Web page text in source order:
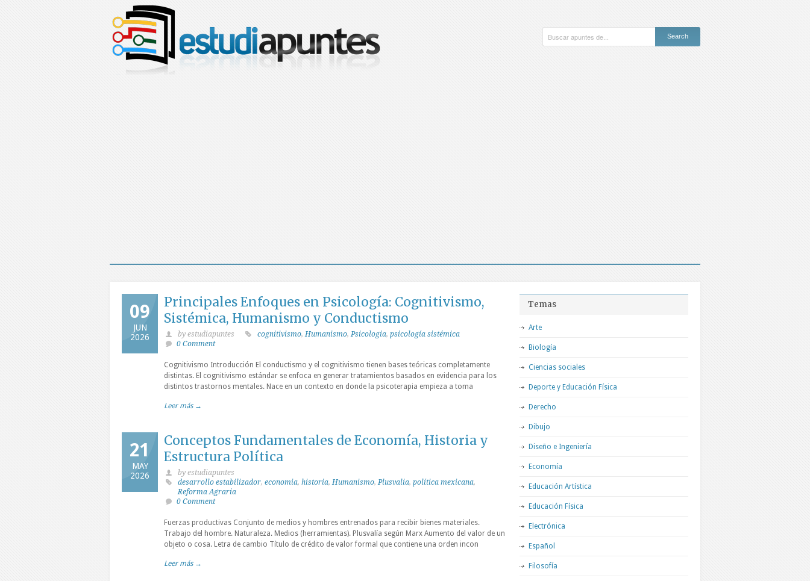
09
JUN
2026
Principales Enfoques en Psicología: Cognitivismo,
Sistémica, Humanismo y Conductismo
by estudiapuntes cognitivismo,Humanismo,Psicologia, psicología sistémica
0 Comment
Cognitivismo Introducción El conductismo y el cognitivismo tienen bases teóricas completamente
distintas. El cognitivismo estándar se enfoca en generar tratamientos basados en evidencia para los
distintos trastornos mentales. Nace en un contexto en donde la psicoterapia empieza a toma
Leer más →
21
MAY
2026
Conceptos Fundamentales de Economía, Historia y
Estructura Política
by estudiapuntes
desarrollo estabilizador, economia, historia,Humanismo,Plusvalia, política mexicana,
Reforma Agraria
0 Comment
Fuerzas productivas Conjunto de medios y hombres entrenados para recibir bienes materiales.
Trabajo del hombre. Naturaleza. Medios (herramientas). Plusvalía según Marx Aumento del valor de un
objeto o cosa. Letra de cambio Título de crédito de valor formal que contiene una orden incon
Leer más →
Temas
Arte
Biología
Ciencias sociales
Deporte y Educación Física
Derecho
Dibujo
Diseño e Ingeniería
Economía
Educación Artística
Educación Física
Electrónica
Español
Filosofía